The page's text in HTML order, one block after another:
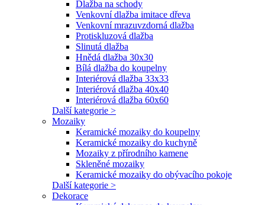
Dlažba na schody
Venkovní dlažba imitace dřeva
Venkovní mrazuvzdorná dlažba
Protiskluzová dlažba
Slinutá dlažba
Hnědá dlažba 30x30
Bílá dlažba do koupelny
Interiérová dlažba 33x33
Interiérová dlažba 40x40
Interiérová dlažba 60x60
Další kategorie >
Mozaiky
Keramické mozaiky do koupelny
Keramické mozaiky do kuchyně
Mozaiky z přírodního kamene
Skleněné mozaiky
Keramické mozaiky do obývacího pokoje
Další kategorie >
Dekorace